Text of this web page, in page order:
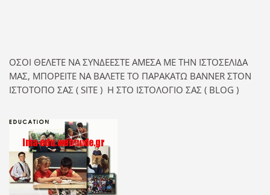
ΟΣΟΙ ΘΕΛΕΤΕ ΝΑ ΣΥΝΔΕΕΣΤΕ ΑΜΕΣΑ ΜΕ ΤΗΝ ΙΣΤΟΣΕΛΙΔΑ
ΜΑΣ, ΜΠΟΡΕΙΤΕ ΝΑ ΒΑΛΕΤΕ ΤΟ ΠΑΡΑΚΑΤΩ BANNER ΣΤΟΝ
ΙΣΤΟΤΟΠΟ ΣΑΣ ( SITE ) Η ΣΤΟ ΙΣΤΟΛΟΓΙΟ ΣΑΣ ( BLOG )